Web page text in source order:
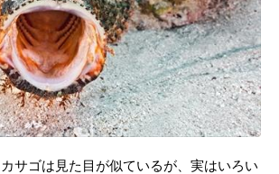
サゴは見た目が似ているが、実はいろい